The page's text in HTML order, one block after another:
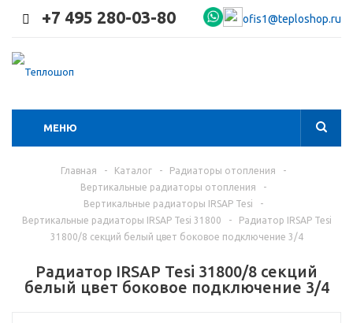
+7 495 280-03-80 ofis1@teploshop.ru
МЕНЮ
Главная - Каталог - Радиаторы отопления
-
Вертикальные радиаторы отопления
-
Вертикальные радиаторы IRSAP Tesi
-
Вертикальные радиаторы IRSAP Tesi 31800
-
Радиатор IRSAP Tesi
31800/8 секций белый цвет боковое подключение 3/4
Радиатор IRSAP Tesi 31800/8 секций
белый цвет боковое подключение 3/4